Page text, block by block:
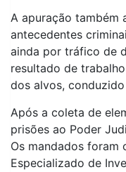
A apuração também
antecedentes
ainda por tráfico de
resultado de
dos alvos,
Após a coleta de
prisões ao Poder
Os mandados foram
Especializado de